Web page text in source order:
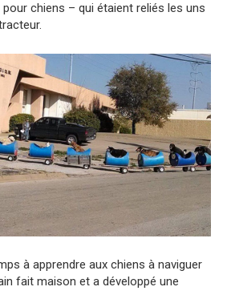
chiens – qui étaient reliés les uns
à apprendre aux chiens à naviguer
fait maison et a développé une